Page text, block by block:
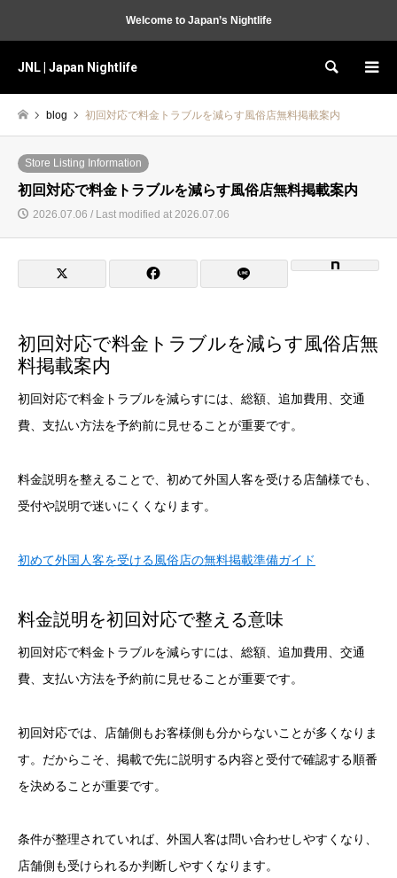
Welcome to Japan’s Nightlife
JNL | Japan Nightlife Search
blog 初回対応で料金トラブルを減らす風俗店無料掲載案内
Store Listing Information
初回対応で料金トラブルを減らす風俗店無料掲載案内
2026.07.06 / Last modified at 2026.07.06
初回対応で料金トラブルを減らす風俗店無
料掲載案内
初回対応で料金トラブルを減らすには、総額、追加費用、交通
費、支払い方法を予約前に見せることが重要です。
料金説明を整えることで、初めて外国人客を受ける店舗様でも、
受付や説明で迷いにくくなります。
初めて外国人客を受ける風俗店の無料掲載準備ガイド
料金説明を初回対応で整える意味
初回対応で料金トラブルを減らすには、総額、追加費用、交通
費、支払い方法を予約前に見せることが重要です。
初回対応では、店舗側もお客様側も分からないことが多くなりま
す。だからこそ、掲載で先に説明する内容と受付で確認する順番
を決めることが重要です。
条件が整理されていれば、外国人客は問い合わせしやすくなり、
店舗側も受けられるか判断しやすくなります。